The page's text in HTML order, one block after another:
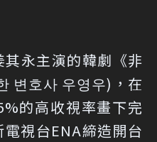
永主演的韓劇《非
변호사 우영우)，在
的高收視率畫下完
視台ENA締造開台